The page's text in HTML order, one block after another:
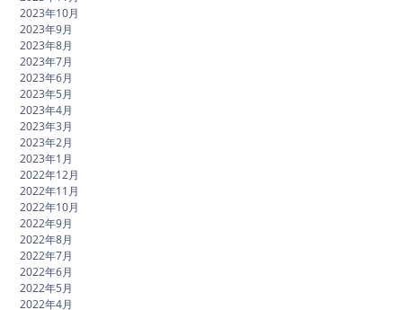
2023年10月
2023年9月
2023年8月
2023年7月
2023年6月
2023年5月
2023年4月
2023年3月
2023年2月
2023年1月
2022年12月
2022年11月
2022年10月
2022年9月
2022年8月
2022年7月
2022年6月
2022年5月
2022年4月